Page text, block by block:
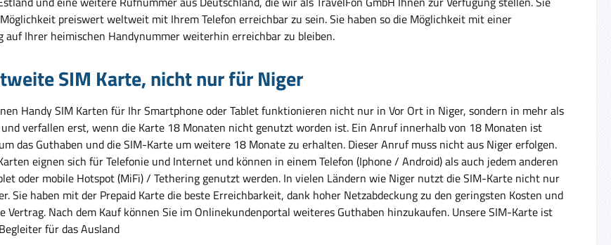
preiswert weltweit mit Ihrem Telefon erreichbar zu sein. Sie haben so die Möglichkeit mit einer
auf Ihrer heimischen Handynummer weiterhin erreichbar zu bleiben.
SIM Karte, nicht nur für Niger
Handy SIM Karten für Ihr Smartphone oder Tablet funktionieren nicht nur in Vor Ort in Niger, sondern in mehr als
verfallen erst, wenn die Karte 18 Monaten nicht genutzt worden ist. Ein Anruf innerhalb von 18 Monaten ist
das Guthaben und die SIM-Karte um weitere 18 Monate zu erhalten. Dieser Anruf muss nicht aus Niger erfolgen.
eignen sich für Telefonie und Internet und können in einem Telefon (Iphone / Android) als auch jedem anderen
oder mobile Hotspot (MiFi) / Tethering genutzt werden. In vielen Ländern wie Niger nutzt die SIM-Karte nicht nur
Sie haben mit der Prepaid Karte die beste Erreichbarkeit, dank hoher Netzabdeckung zu den geringsten Kosten und
Vertrag. Nach dem Kauf können Sie im Onlinekundenportal weiteres Guthaben hinzukaufen. Unsere SIM-Karte ist
für das Ausland